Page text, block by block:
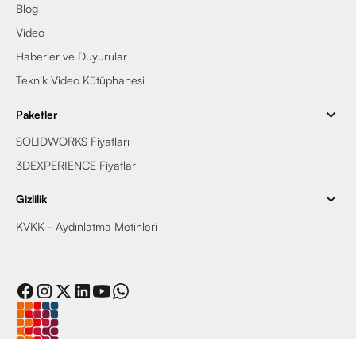
Blog
Video
Haberler ve Duyurular
Teknik Video Kütüphanesi
Paketler
SOLIDWORKS Fiyatları
3DEXPERIENCE Fiyatları
Gizlilik
KVKK - Aydınlatma Metinleri